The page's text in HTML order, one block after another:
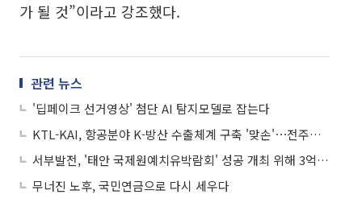
가 될 것”이라고 강조했다.
관련 뉴스
'딥페이크 선거영상' 첨단 AI 탐지모델로 잡는다
KTL-KAI, 항공분야 K-방산 수출체계 구축 '맞손'⋯전주기 기술지원 협력
서부발전, '태안 국제원예치유박람회' 성공 개최 위해 3억 쾌척
무너진 노후, 국민연금으로 다시 세우다